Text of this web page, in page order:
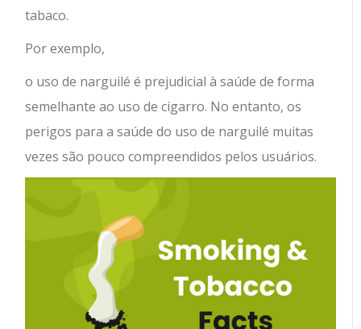
tabaco.
Por exemplo,
o uso de narguilé é prejudicial à saúde de forma
semelhante ao uso de cigarro. No entanto, os
perigos para a saúde do uso de narguilé muitas
vezes são pouco compreendidos pelos usuários.